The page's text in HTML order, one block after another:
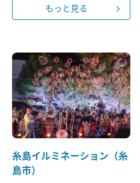
もっと見る
糸島イルミネーション（糸
島市）